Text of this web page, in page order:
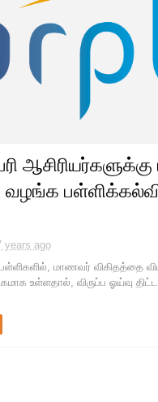
ஆசிரியர்களுக்கு
வழங்க
years ago
மாணவர் விகிதத்தை
உள்ளதால், விருப்ப ஓய்வு